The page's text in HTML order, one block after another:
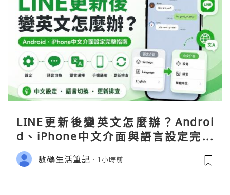
LINE更新後變英文怎麼辦？Androi
d、iPhone中文介面與語言設定完整
指南
數碼生活筆記 1小時前